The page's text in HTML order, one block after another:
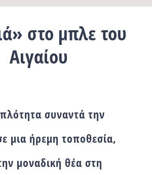
στο μπλε του
Αιγαίου
συναντά την
μια ήρεμη τοποθεσία,
μοναδική θέα στη